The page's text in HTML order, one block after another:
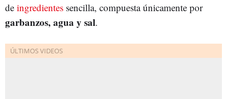
de ingredientes sencilla, compuesta únicamente por
garbanzos, agua y sal.